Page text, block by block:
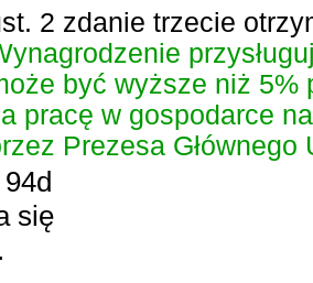
2 zdanie trzecie
być wyższe niż 5%
pracę w gospodarce
Prezesa
się